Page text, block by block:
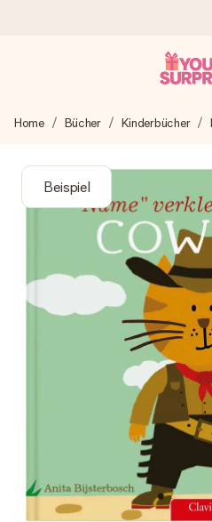
Wir bereiten dein Geschenk
4,8 (basierend auf
Unsere Geschenke
4,8 bei Google Reviews
die wir versenden).
Mit Liebe gemacht, im
Erstelle etwas Einzigartiges
ihrem Namen, deinem Foto
Herzen. Kein Stress, nur pure
Home Bücher Kinderbücher
Beispiel